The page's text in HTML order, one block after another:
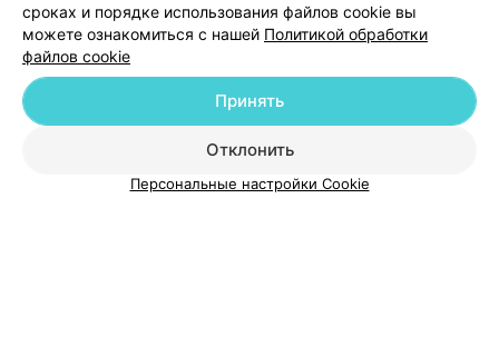
Добавить компанию
сроках и порядке использования файлов cookie вы
можете ознакомиться с нашей Политикой обработки
файлов cookie
Отклонить
Принять
Персональные настройки Cookie